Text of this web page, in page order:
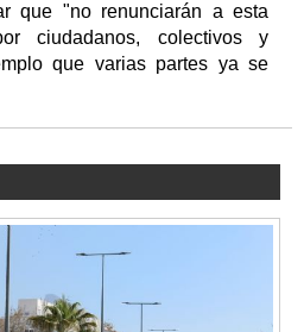
que "no renunciarán a esta
ciudadanos, colectivos y
que varias partes ya se